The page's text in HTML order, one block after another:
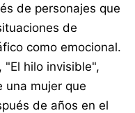
de personajes que
de
como emocional.
"El hilo invisible",
una mujer que
de años en el